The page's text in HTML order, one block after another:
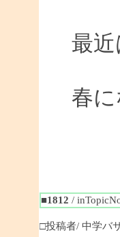
最
春
■1812 /
□投稿者/ 中学バ